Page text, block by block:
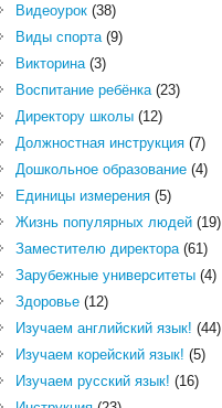
Видеоурок(38)
Виды спорта(9)
Викторина(3)
Воспитание ребёнка(23)
Директору школы(12)
Должностная инструкция(7)
Дошкольное образование(4)
Единицы измерения(5)
Жизнь популярных людей(19)
Заместителю директора(61)
Зарубежные университеты(4)
Здоровье(12)
Изучаем английский язык! (44)
Изучаем корейский язык! (5)
Изучаем русский язык! (16)